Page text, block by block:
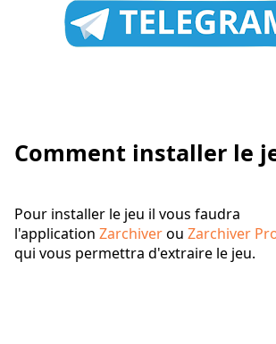
Comment installer le
Pour installer le jeu il vous faudra
l'application Zarchiverou Zarchiver
qui vous permettra d'extraire le jeu.